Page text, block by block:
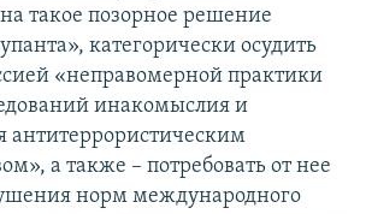
такое позорное решение
категорически осудить
«неправомерной практики
инакомыслия и
антитеррористическим
а также – потребовать от нее
норм международного